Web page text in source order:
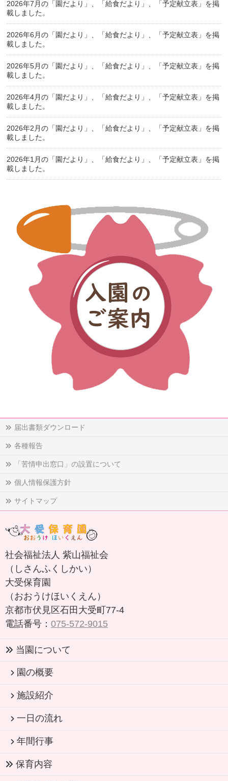
2026年7月の「園だより」、「給食だより」、「予定献立表」を掲
載しました。
2026年6月の「園だより」、「給食だより」、「予定献立表」を掲
載しました。
2026年5月の「園だより」、「給食だより」、「予定献立表」を掲
載しました。
2026年4月の「園だより」、「給食だより」、「予定献立表」を掲
載しました。
2026年2月の「園だより」、「給食だより」、「予定献立表」を掲
載しました。
2026年1月の「園だより」、「給食だより」、「予定献立表」を掲
載しました。
届出書類ダウンロード
各種報告
「苦情申出窓口」の設置について
個人情報保護方針
サイトマップ
社会福祉法人 紫山福祉会
（しさんふくしかい）
大受保育園
（おおうけほいくえん）
京都市伏見区石田大受町77-4
電話番号： 075-572-9015
当園について
園の概要
施設紹介
一日の流れ
年間行事
保育内容